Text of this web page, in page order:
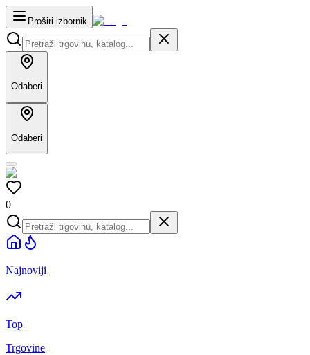
Proširi izbornik
Odaberi
Odaberi
0
Najnoviji
Top
Trgovine